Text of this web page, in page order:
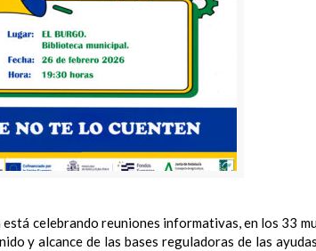
celebrando reuniones informativas, en los 33
y alcance de las bases reguladoras de las